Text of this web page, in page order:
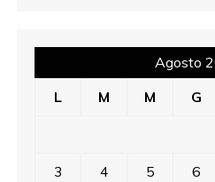
Agosto
L
M M G
3 4 5 6